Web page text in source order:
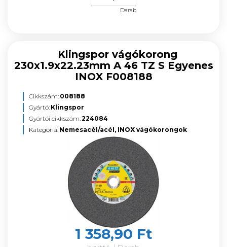
Darab
Klingspor vágókorong
230x1.9x22.23mm A 46 TZ S Egyenes
INOX F008188
Cikkszám: 008188
Gyártó: Klingspor
Gyártói cikkszám:224084
Kategória: Nemesacél/acél, INOX vágókorongok
1 358,90 Ft